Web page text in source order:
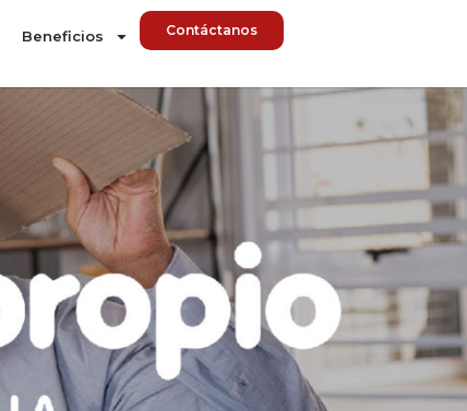
Beneficios Contáctanos